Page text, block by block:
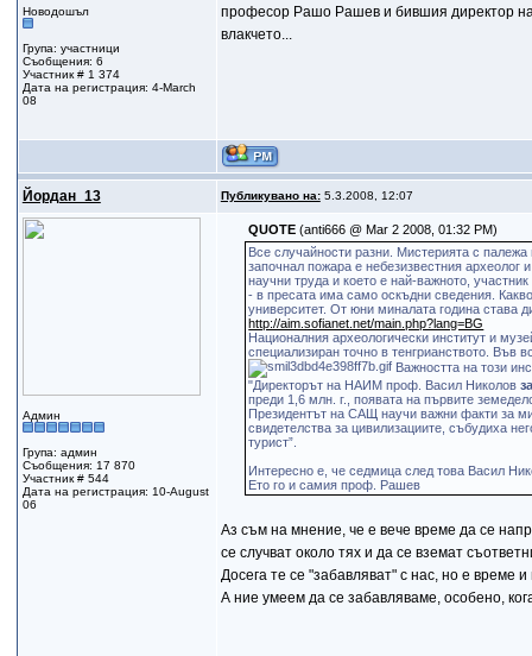
Новодошъл
Група: участници
Съобщения: 6
Участник # 1 374
Дата на регистрация: 4-March
08
професор Рашо Рашев и бившия директор
влакчето...
Йордан_13 Публикувано на:5.3.2008, 12:07
Админ
Група: админ
Съобщения: 17 870
Участник # 544
Дата на регистрация: 10-August
06
QUOTE (anti666 @ Mar 2 2008, 01:32 PM)
Все случайности разни. Мистерията с
започнал пожара е небезизвестния
научни труда и което е най-важното,
- в пресата има само оскъдни сведения.
университет. От юни миналата година става
http://aim.sofianet.net/main.php?lang=BG
Националния археологически институт и
специализиран точно в тенгрианството. Във
Важността на този
"Директорът на НАИМ проф. Васил Николов
преди 1,6 млн. г., появата на първите
Президентът на САЩ научи важни факти за
свидетелства за цивилизациите, събудиха
турист”.
Интересно е, че седмица след това Васил
Ето го и самия проф. Рашев
Аз съм на мнение, че е вече време да се
се случват около тях и да се вземат
Досега те се "забавляват" с нас, но е време
А ние умеем да се забавляваме, особено,